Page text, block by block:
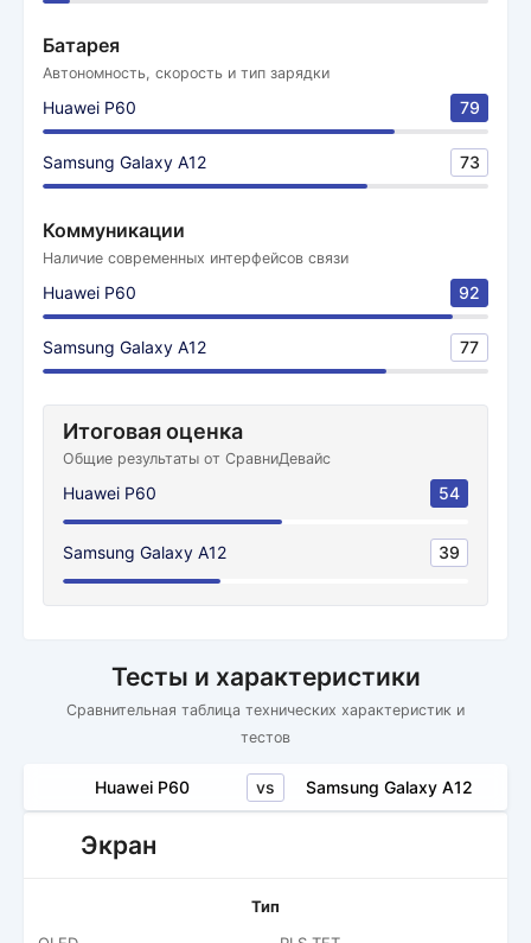
Батарея
Автономность, скорость и тип зарядки
Huawei P60 79
Samsung Galaxy A12 73
Коммуникации
Наличие современных интерфейсов связи
Huawei P60 92
Samsung Galaxy A12 77
Итоговая оценка
Общие результаты от СравниДевайс
Huawei P60 54
Samsung Galaxy A12 39
Тесты и характеристики
Сравнительная таблица технических характеристик и
тестов
Huawei P60 vs Samsung Galaxy A12
Экран
Тип